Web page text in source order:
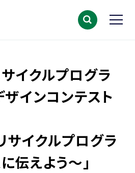
サイクルプログラ
インコンテスト
サイクルプログラ
伝えよう～」